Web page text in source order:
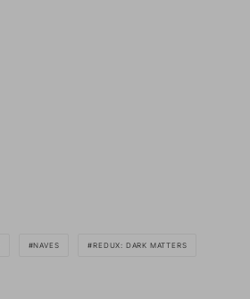
NAVES REDUX: DARK MATTERS